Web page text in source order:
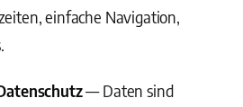
einfache Navigation,
— Daten sind